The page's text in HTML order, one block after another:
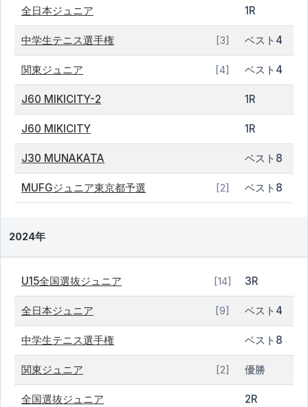
全日本ジュニア 1R
中学生テニス選手権 [3] ベスト4
関東ジュニア [4] ベスト4
J60 MIKICITY-2 1R
J60 MIKICITY 1R
J30 MUNAKATA ベスト8
MUFGジュニア東京都予選 [2] ベスト8
2024年
U15全国選抜ジュニア [14] 3R
全日本ジュニア [9] ベスト4
中学生テニス選手権 ベスト8
関東ジュニア [2] 優勝
全国選抜ジュニア 2R